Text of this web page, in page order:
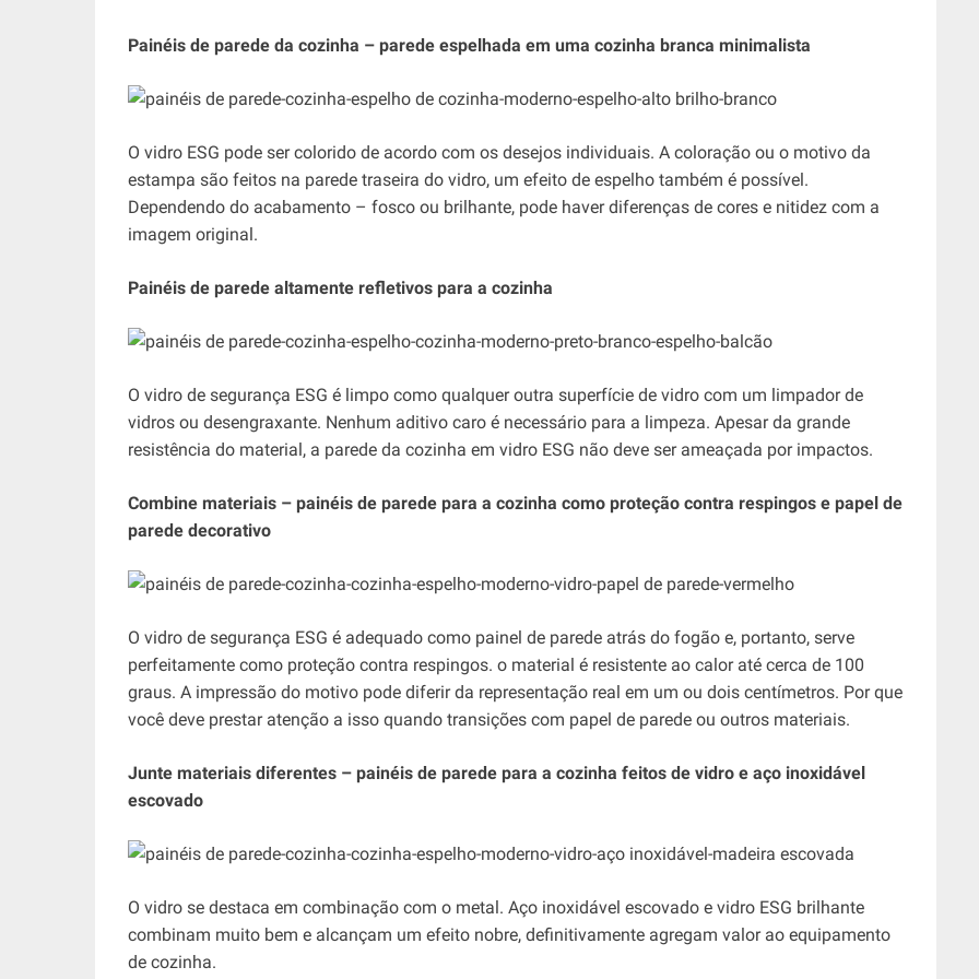
Painéis de parede da cozinha – parede espelhada em uma cozinha branca minimalista
O vidro ESG pode ser colorido de acordo com os desejos individuais. A coloração ou o motivo da
estampa são feitos na parede traseira do vidro, um efeito de espelho também é possível.
Dependendo do acabamento – fosco ou brilhante, pode haver diferenças de cores e nitidez com a
imagem original.
Painéis de parede altamente refletivos para a cozinha
O vidro de segurança ESG é limpo como qualquer outra superfície de vidro com um limpador de
vidros ou desengraxante. Nenhum aditivo caro é necessário para a limpeza. Apesar da grande
resistência do material, a parede da cozinha em vidro ESG não deve ser ameaçada por impactos.
Combine materiais – painéis de parede para a cozinha como proteção contra respingos e papel de
parede decorativo
O vidro de segurança ESG é adequado como painel de parede atrás do fogão e, portanto, serve
perfeitamente como proteção contra respingos. o material é resistente ao calor até cerca de 100
graus. A impressão do motivo pode diferir da representação real em um ou dois centímetros. Por que
você deve prestar atenção a isso quando transições com papel de parede ou outros materiais.
Junte materiais diferentes – painéis de parede para a cozinha feitos de vidro e aço inoxidável
escovado
O vidro se destaca em combinação com o metal. Aço inoxidável escovado e vidro ESG brilhante
combinam muito bem e alcançam um efeito nobre, definitivamente agregam valor ao equipamento
de cozinha.